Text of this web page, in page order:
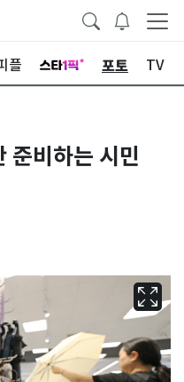
플 포토 TV
준비하는 시민